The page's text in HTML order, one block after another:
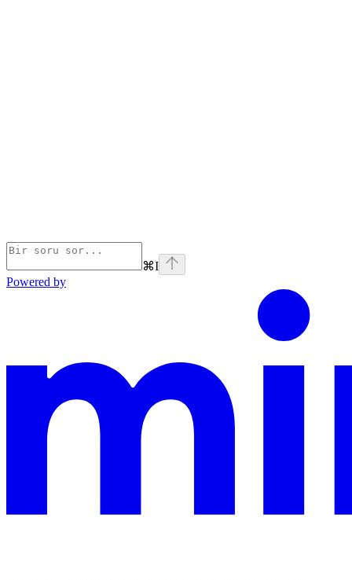
⌘I
Powered by